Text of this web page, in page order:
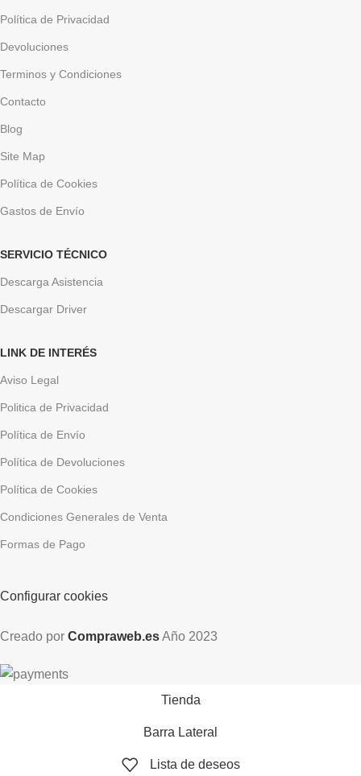
Política de Privacidad
Devoluciones
Terminos y Condiciones
Contacto
Blog
Site Map
Política de Cookies
Gastos de Envío
SERVICIO TÉCNICO
Descarga Asistencia
Descargar Driver
LINK DE INTERÉS
Aviso Legal
Politica de Privacidad
Política de Envío
Política de Devoluciones
Política de Cookies
Condiciones Generales de Venta
Formas de Pago
Configurar cookies
Creado por Compraweb.esAño 2023
Tienda
Barra Lateral
Lista de deseos